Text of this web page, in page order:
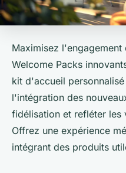
Maximisez
Welcome Packs
kit d'accueil
l'intégration des
fidélisation et refléter les
Offrez une expérience
intégrant des produits